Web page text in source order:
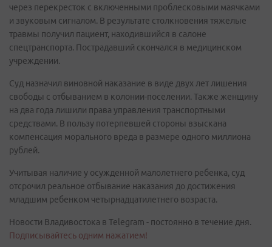
через перекресток с включенными проблесковыми маячками
и звуковым сигналом. В результате столкновения тяжелые
травмы получил пациент, находившийся в салоне
спецтранспорта. Пострадавший скончался в медицинском
учреждении.
Суд назначил виновной наказание в виде двух лет лишения
свободы с отбыванием в колонии-поселении. Также женщину
на два года лишили права управления транспортными
средствами. В пользу потерпевшей стороны взыскана
компенсация морального вреда в размере одного миллиона
рублей.
Учитывая наличие у осужденной малолетнего ребенка, суд
отсрочил реальное отбывание наказания до достижения
младшим ребенком четырнадцатилетнего возраста.
Новости Владивостока в Telegram - постоянно в течение дня.
Подписывайтесь одним нажатием!